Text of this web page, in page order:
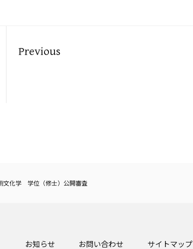
Previous
文化学 学位（修士）公開審査
お知らせ お問い合わせ サイトマップ